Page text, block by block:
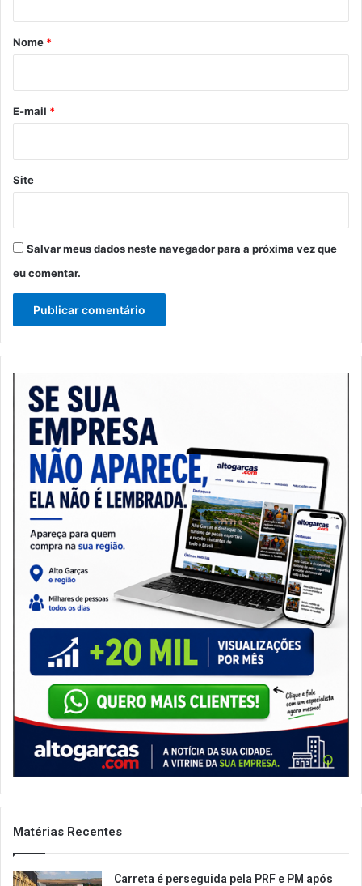
r
*
Nome *
E-mail *
Site
Salvar meus dados neste navegador para a próxima vez que
eu comentar.
Matérias Recentes
Carreta é perseguida pela PRF e PM após